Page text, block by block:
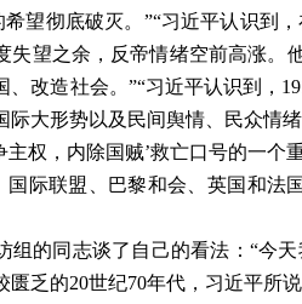
希望彻底破灭。”“习近平认识到
望之余，反帝情绪空前高涨。
改造社会。”“习近平认识到，
际大形势以及民间舆情、民众情
主权，内除国贼’救亡口号的一
国际联盟、巴黎和会、英国和法
组的同志谈了自己的看法：“今
乏的20世纪70年代，习近平所